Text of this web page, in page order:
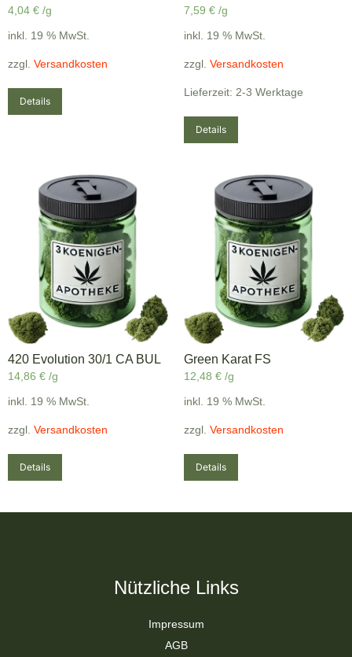
4,04 € /g
inkl. 19 % MwSt.
zzgl. Versandkosten
Details
7,59 € /g
inkl. 19 % MwSt.
zzgl. Versandkosten
Lieferzeit: 2-3 Werktage
Details
420 Evolution 30/1 CA BUL
14,86 € /g
inkl. 19 % MwSt.
zzgl. Versandkosten
Details
Green Karat FS
12,48 € /g
inkl. 19 % MwSt.
zzgl. Versandkosten
Details
Nützliche Links
Impressum
AGB